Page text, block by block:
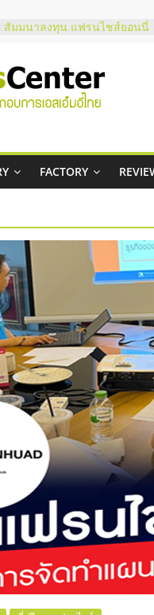
สัมมนาลงทุน แฟรนไชส์ยอนนี่
ร้านเครื่องเสียงคุณภาพสูง พร้อม
โซลูชันระบบภาพและเสียง
บริษัท Cybersecurity ในไทยที่
วิธีเลือกผู้ให้บริการให้คุ้มค่าแล
อยากหาเงินทุน เพิ่มสภาพคล่อง
เริ่มยังไงให้ผ่านฉลุย
สัมมนาออนไลน์ โอกาสบริหาร
,
FACTORY